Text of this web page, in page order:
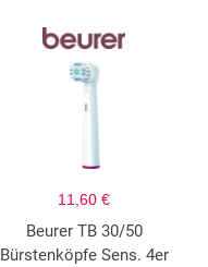
11,60 €
Beurer TB 30/50
Bürstenköpfe Sens. 4er